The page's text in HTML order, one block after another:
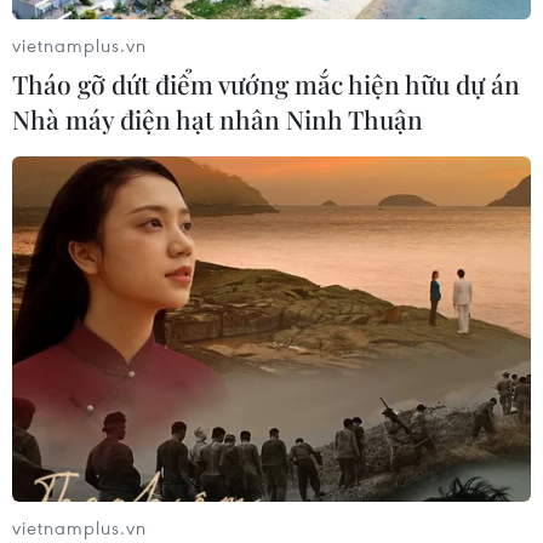
Giá vàng hướng tới tuần tăng mạnh
nhất kể từ tháng 1/2026
07/08/2026 08:14
Hạn hán nghiêm trọng đe dọa "huyết
mạch" kinh tế châu Âu
07/08/2026 07:58
Để trái sầu riêng đáp ứng yêu cầu
xuất khẩu bền vững
07/08/2026 07:34
vietnamplus.vn
Tháo gỡ dứt điểm vướng mắc hiện hữu dự án
Nhà máy điện hạt nhân Ninh Thuận
vietnamplus.vn